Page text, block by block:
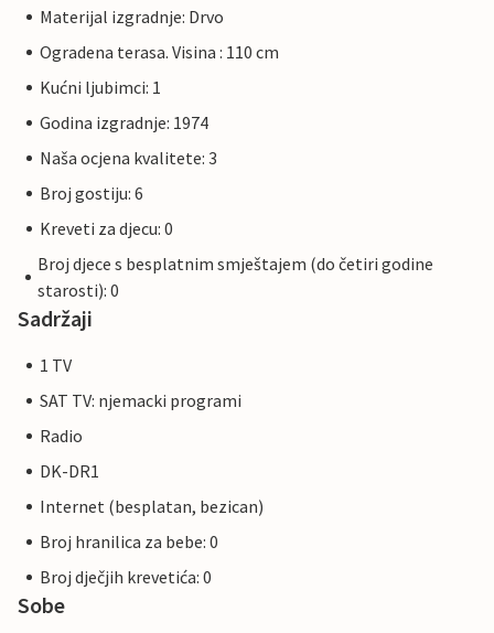
Materijal izgradnje: Drvo
Ogradena terasa. Visina : 110 cm
Kućni ljubimci: 1
Godina izgradnje: 1974
Naša ocjena kvalitete: 3
Broj gostiju: 6
Kreveti za djecu: 0
Broj djece s besplatnim smještajem (do četiri godine
starosti): 0
Sadržaji
1 TV
SAT TV: njemacki programi
Radio
DK-DR1
Internet (besplatan, bezican)
Broj hranilica za bebe: 0
Broj dječjih krevetića: 0
Sobe